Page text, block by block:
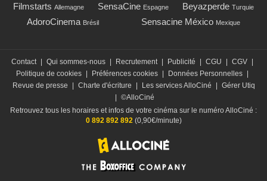
Filmstarts Allemagne SensaCine Espagne Beyazperde Turquie
AdoroCinema Brésil Sensacine México Mexique
Contact | Qui sommes-nous | Recrutement | Publicité | CGU | CGV |
Politique de cookies | Préférences cookies | Données Personnelles |
Revue de presse
| Charte d'écriture | Les services AlloCiné | Gérer Utiq
| ©AlloCiné
Retrouvez tous les horaires et infos de votre cinéma sur le numéro AlloCiné :
0 892 892 892 (0,90€/minute)